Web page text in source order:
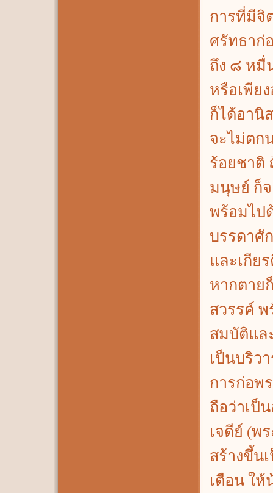
การที่มีจิ
ศรัทธาก่
ถึง ๘ หมื่
หรือเพีย
ก็ได้อานิ
จะไม่ตก
ร้อยชาติ
มนุษย์ ก็
พร้อมไป
บรรดาศั
และเกีย
หากตาย
สวรรค์
สมบัติแล
เป็นบริว
การก่อพ
ถือว่าเป็
เจดีย์ (พ
สร้างขึ้น
เตือน ให้